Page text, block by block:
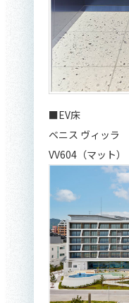
■EV床
ベニス ヴィッラ
VV604（マット）